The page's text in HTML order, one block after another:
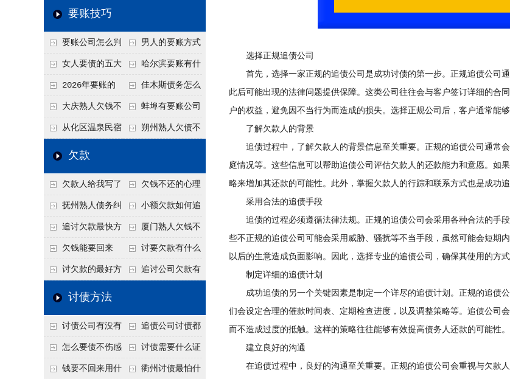
键细节，做错就很难
南：2026年这2个细
回！
要账技巧
要账公司怎么判
断这个案子能不能
接？接案评估的标准
男人的要账方式
是什么呢？
女人要债的五大
绝招,轻松搞定
哈尔滨要账有什
么合法手段？2026年
最新追账方式总结！
2026年要账的
七个小方法
佳木斯债务怎么
追回呢？2026年成功
要账就用这2招
大庆熟人欠钱不
还躲猫猫？2026年这
个“诉前调解”成功率
蚌埠有要账公司
吗？2026年这3个方
从化区温泉民宿
老板借钱不还？2026
施压，立马主动结清
朔州熟人欠债不
死账变活
欠款
欠款人给我写了
还款计划书有用吗？
书面承诺的法律效力
欠钱不还的心理
是什么？读懂欠款人
的心态催收事半功倍
抚州熟人债务纠
纷咋办？这一招好开
口
小额欠款如何追
讨
追讨欠款最快方
法是什么？
厦门熟人欠钱不
还？2026年合法秘
籍！
欠钱能要回来
吗？
讨要欠款有什么
好办法
讨欠款的最好方 追讨公司欠款有
讨债方法
讨债公司有没有
行业协会？正规机构
的行业自律和认证
追债公司讨债都
有哪些手段
怎么要债不伤感
情？
讨债需要什么证
据
钱要不回来用什 衢州讨债最怕什
选择正规追债公司
首先，选择一家正规的追债公司是成功讨债的第一步。正规追债公司
此后可能出现的法律问题提供保障。这类公司往往会与客户签订详细的合
户的权益，避免因不当行为而造成的损失。选择正规公司后，客户通常能
了解欠款人的背景
追债过程中，了解欠款人的背景信息至关重要。正规的追债公司通常
庭情况等。这些信息可以帮助追债公司评估欠款人的还款能力和意愿。如
略来增加其还款的可能性。此外，掌握欠款人的行踪和联系方式也是成功追
采用合法的追债手段
追债的过程必须遵循法律法规。正规的追债公司会采用各种合法的手
些不正规的追债公司可能会采用威胁、骚扰等不当手段，虽然可能会短期
以后的生意造成负面影响。因此，选择专业的追债公司，确保其使用的方
制定详细的追债计划
成功追债的另一个关键因素是制定一个详尽的追债计划。正规的追债
们会设定合理的催款时间表、定期检查进度，以及调整策略等。追债公司
而不造成过度的抵触。这样的策略往往能够有效提高债务人还款的可能性。
建立良好的沟通
在追债过程中，良好的沟通至关重要。正规的追债公司会重视与欠款